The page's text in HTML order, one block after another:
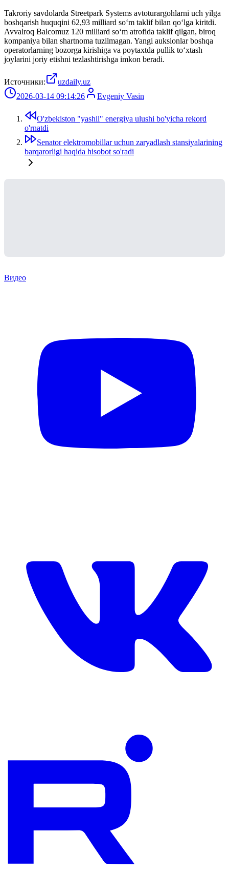
Takroriy savdolarda Streetpark Systems avtoturargohlarni uch yilga
boshqarish huquqini 62,93 milliard so‘m taklif bilan qo‘lga kiritdi.
Avvalroq Balcomuz 120 milliard so‘m atrofida taklif qilgan, biroq
kompaniya bilan shartnoma tuzilmagan. Yangi auksionlar boshqa
operatorlarning bozorga kirishiga va poytaxtda pullik to‘xtash
joylarini joriy etishni tezlashtirishga imkon beradi.
Источники:
uzdaily.uz
2026-03-14 09:14:26
Evgeniy Vasin
O'zbekiston "yashil" energiya ulushi bo'yicha rekord
o'rnatdi
Senator elektromobillar uchun zaryadlash stansiyalarining
barqarorligi haqida hisobot so'radi
Видео